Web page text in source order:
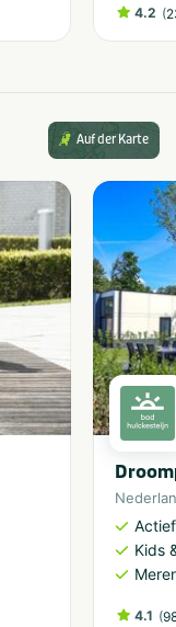
4.2 (
Auf der Karte
Kids
4.1 (